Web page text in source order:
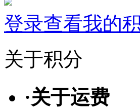
登录查看我的
关于积分
·关于运费